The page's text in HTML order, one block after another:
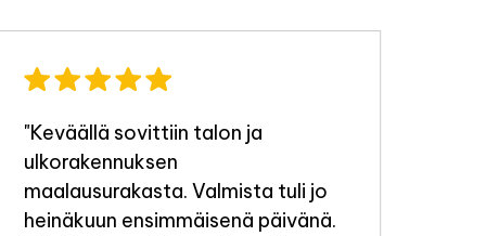
"Keväällä sovittiin talon ja
ulkorakennuksen
maalausurakasta. Valmista tuli jo
heinäkuun ensimmäisenä päivänä.